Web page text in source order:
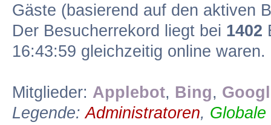
Gäste (basierend auf den aktiven
Der Besucherrekord liegt bei 1402
16:43:59 gleichzeitig online waren.
Mitglieder: Applebot, Bing,
Legende:Administratoren,